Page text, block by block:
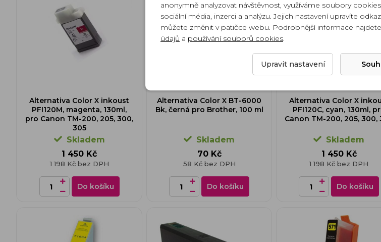
Alternativa Color X inkoust
PFI120M, magenta, 130ml,
pro Canon TM-200, 205, 300,
305
Skladem
1 450 Kč
1 198 Kč bez DPH
Do košíku
Alternativa Color X BT-6000
Bk, černá pro Brother, 100 ml
Skladem
70 Kč
58 Kč bez DPH
Do košíku
Alternativa Color X
PFI120C, cyan, 130ml,
Canon TM-200, 205, 300,
Skladem
1 450 Kč
1 198 Kč bez DPH
Do košíku
anonymně analyzovat návštěvnost, využíváme soubory
sociální média, inzerci a analýzu. Jejich nastavení upravíte
můžete změnit v patičce webu. Podrobnější informace
údajů a používání souborů cookies.
Upravit nastavení